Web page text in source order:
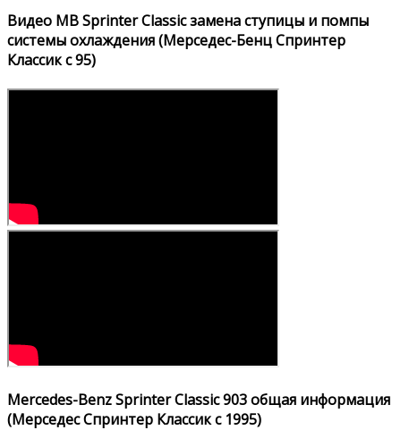
Видео MB Sprinter Classic замена ступицы и помпы
системы охлаждения (Мерседес-Бенц Спринтер
Классик с 95)
Mercedes-Benz Sprinter Classic 903 общая информация
(Мерседес Спринтер Классик с 1995)